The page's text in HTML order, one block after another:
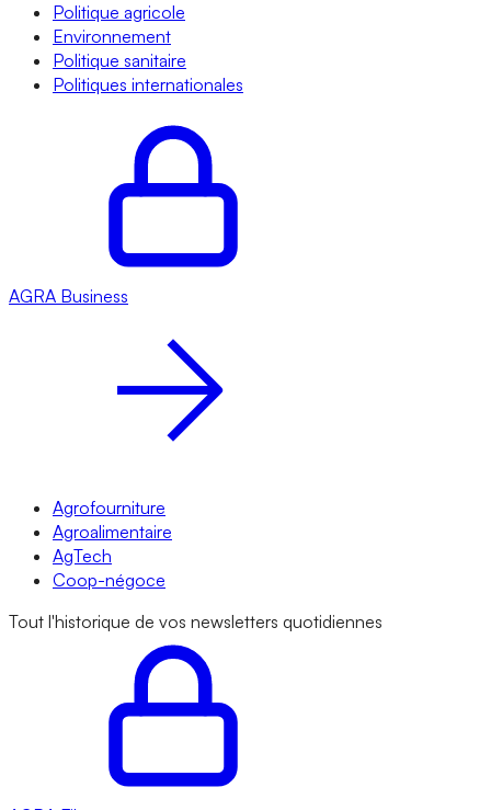
Politique agricole
Environnement
Politique sanitaire
Politiques internationales
AGRA Business
Agrofourniture
Agroalimentaire
AgTech
Coop-négoce
Tout l'historique de vos newsletters quotidiennes